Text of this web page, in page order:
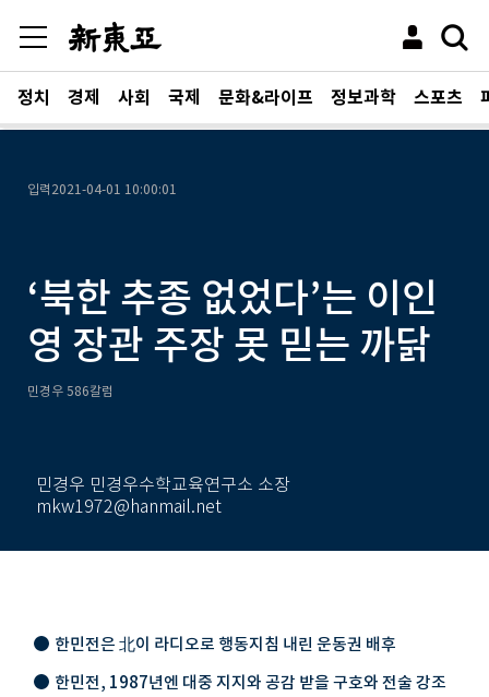
정치 경제 사회 국제 문화&라이프 정보과학 스포츠
입력 2021-04-01 10:00:01
‘북한 추종 없었다’는 이인
영 장관 주장 못 믿는 까닭
민경우 586칼럼
민경우 민경우수학교육연구소 소장
mkw1972@hanmail.net
한민전은 北이 라디오로 행동지침 내린 운동권 배후
한민전, 1987년엔 대중 지지와 공감 받을 구호와 전술 강조